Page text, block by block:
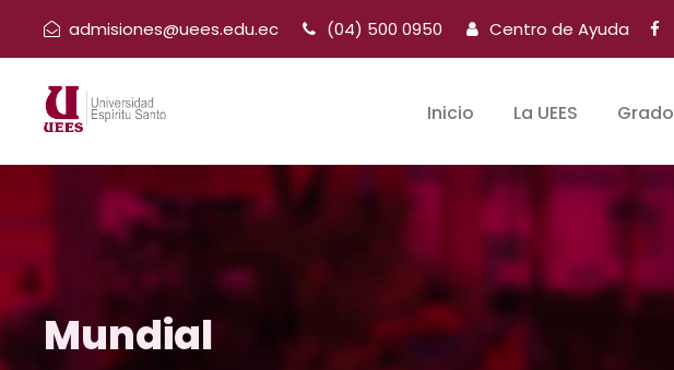
admisiones@uees.edu.ec (04) 500 0950 Centro de Ayuda
Inicio La UEES Grado
Mundial